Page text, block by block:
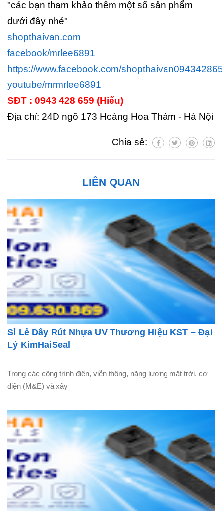
"các bạn tham khảo thêm một số sản phẩm
dưới đây nhé"
shopthaivan.com
facebook/mrlee6891
https://www.facebook.com/
youtube/mrmrlee6891
SĐT : 0943 428 659 (Hiếu)
Địa chỉ: 24D ngõ 173 Hoàng Hoa Thám - Hà Nội
Chia sẻ:
LIÊN QUAN
Sỉ Lẻ Dây Rút Nhựa UV Thương Hiệu KST – Đại
Lý KimHaiSeal
Trong các công trình điện, viễn thông, năng lượng mặt trời, cơ
điện (M&E) và xây